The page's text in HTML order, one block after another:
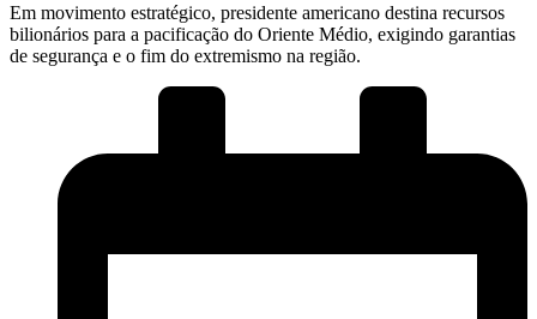
Em movimento estratégico, presidente americano destina recursos
bilionários para a pacificação do Oriente Médio, exigindo garantias
de segurança e o fim do extremismo na região.